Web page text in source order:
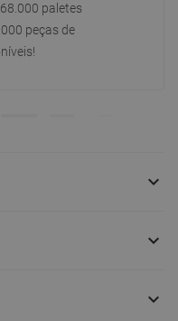
paletes
peças de


